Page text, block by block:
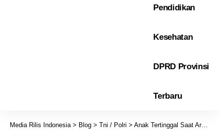
Pendidikan
Kesehatan
DPRD Provinsi
Terbaru
Media Rilis Indonesia> Blog > Tni / Polri > Anak Tertinggal Saat Arus Balik, Polisi Temukan dan Kembalikan ke Pelukan Orangtua